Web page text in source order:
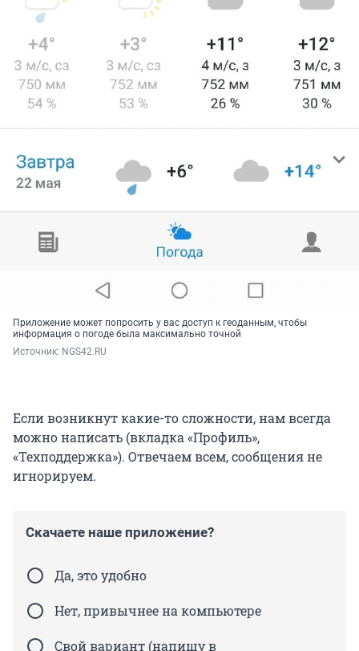
Приложение может попросить у вас доступ к геоданным, чтобы
информация о погоде была максимально точной
Источник: NGS42.RU
Если возникнут какие-то сложности, нам всегда
можно написать (вкладка «Профиль»,
«Техподдержка»). Отвечаем всем, сообщения не
игнорируем.
Скачаете наше приложение?
Да, это удобно
Нет, привычнее на компьютере
Свой вариант (напишу в